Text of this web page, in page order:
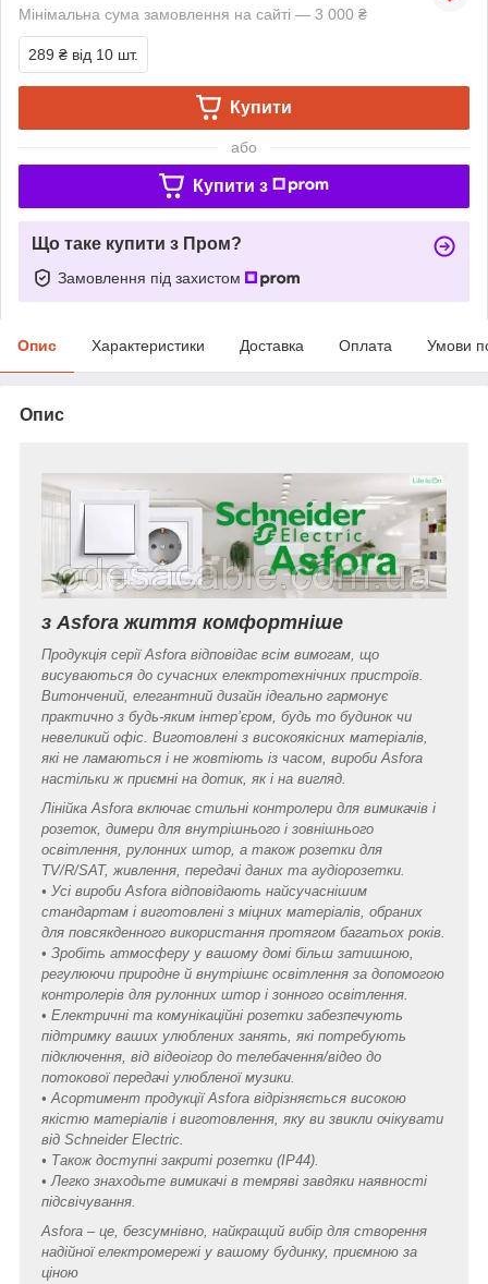
Мінімальна сума замовлення на сайті — 3 000 ₴
289 ₴ від 10 шт.
Купити
або
Купити з
Що таке купити з Пром?
Замовлення під захистом
Опис Характеристики Доставка Оплата Умови
Опис
з Asfora життя комфортніше
Продукція серії Asfora відповідає всім вимогам, що
висуваються до сучасних електротехнічних пристроїв.
Витончений, елегантний дизайн ідеально гармонує
практично з будь-яким інтер’єром, будь то будинок чи
невеликий офіс. Виготовлені з високоякісних матеріалів,
які не ламаються і не жовтіють із часом, вироби Asfora
настільки ж приємні на дотик, як і на вигляд.
Лінійка Asfora включає стильні контролери для вимикачів і
розеток, димери для внутрішнього і зовнішнього
освітлення, рулонних штор, а також розетки для
TV/R/SAT, живлення, передачі даних та аудіорозетки.
• Усі вироби Asfora відповідають найсучаснішим
стандартам і виготовлені з міцних матеріалів, обраних
для повсякденного використання протягом багатьох років.
• Зробіть атмосферу у вашому домі більш затишною,
регулюючи природне й внутрішнє освітлення за допомогою
контролерів для рулонних штор і зонного освітлення.
• Електричні та комунікаційні розетки забезпечують
підтримку ваших улюблених занять, які потребують
підключення, від відеоігор до телебачення/відео до
потокової передачі улюбленої музики.
• Асортимент продукції Asfora відрізняється високою
якістю матеріалів і виготовлення, яку ви звикли очікувати
від Schneider Electric.
• Також доступні закриті розетки (IP44).
• Легко знаходьте вимикачі в темряві завдяки наявності
підсвічування.
Asfora – це, безсумнівно, найкращий вибір для створення
надійної електромережі у вашому будинку, приємною за
ціною